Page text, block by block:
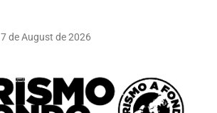
7 de August de 2026